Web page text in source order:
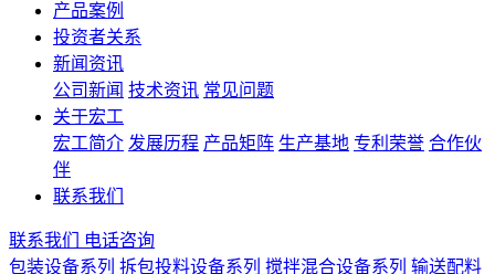
产品案例
投资者关系
新闻资讯
公司新闻 技术资讯 常见问题
关于宏工
宏工简介 发展历程 产品矩阵 生产基地 专利荣誉 合作伙
伴
联系我们
联系我们
电话咨询
包装设备系列 拆包投料设备系列 搅拌混合设备系列 输送配料